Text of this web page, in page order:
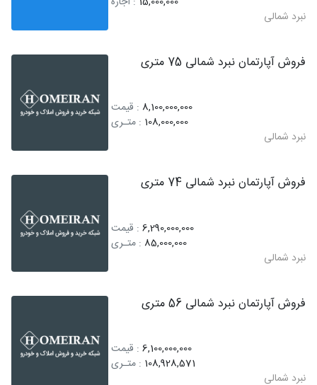
نبرد شمالی
فروش آپارتمان نبرد شمالی 75 متری
8,100,000,000 : قیمت
108,000,000 : متـری
نبرد شمالی
فروش آپارتمان نبرد شمالی 74 متری
6,290,000,000 : قیمت
85,000,000 : متـری
نبرد شمالی
فروش آپارتمان نبرد شمالی 56 متری
6,100,000,000 : قیمت
108,928,571 : متـری
نبرد شمالی